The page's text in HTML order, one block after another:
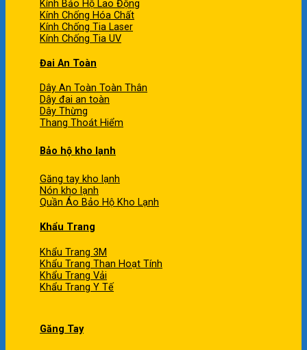
Kính Bảo Hộ Lao Động
Kính Chống Hóa Chất
Kính Chống Tia Laser
Kính Chống Tia UV
Đai An Toàn
Dây An Toàn Toàn Thân
Dây đai an toàn
Dây Thừng
Thang Thoát Hiểm
Bảo hộ kho lạnh
Găng tay kho lạnh
Nón kho lạnh
Quần Áo Bảo Hộ Kho Lạnh
Khẩu Trang
Khẩu Trang 3M
Khẩu Trang Than Hoạt Tính
Khẩu Trang Vải
Khẩu Trang Y Tế
Găng Tay